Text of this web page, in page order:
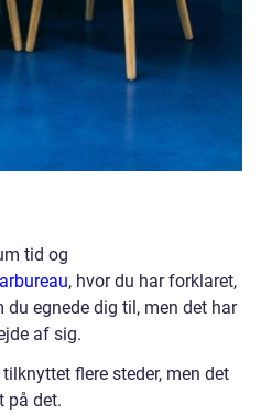
tid og
, hvor du har forklaret,
du egnede dig til, men det har
af sig.
flere steder, men det
på det.